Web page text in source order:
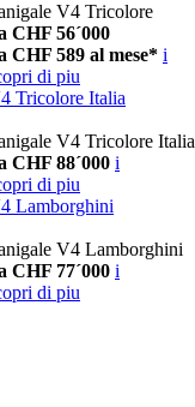
V4 Tricolore
CHF 56´000
CHF 589 al mese* i
di piu
Tricolore Italia
V4 Tricolore Italia
CHF 88´000 i
di piu
Lamborghini
V4 Lamborghini
CHF 77´000 i
di piu